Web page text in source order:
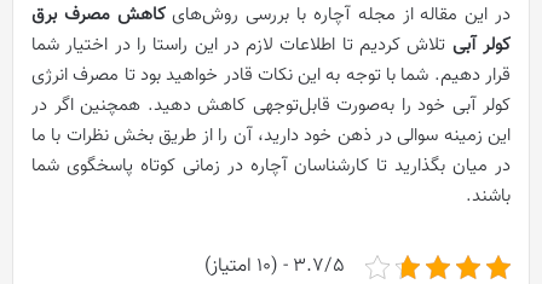
در این مقاله از مجله آچاره با بررسی روش‌هایکاهش مصرف برق
کولر آبی تلاش کردیم تا اطلاعات لازم در این راستا را در اختیار شما
قرار دهیم. شما با توجه به این نکات قادر خواهید بود تا مصرف انرژی
کولر آبی خود را به‌صورت قابل‌توجهی کاهش دهید. همچنین اگر در
این زمینه سوالی در ذهن خود دارید، آن را از طریق بخش نظرات با ما
در میان بگذارید تا کارشناسان آچاره در زمانی کوتاه پاسخگوی شما
باشند.
3.7/5 - (10 امتیاز)